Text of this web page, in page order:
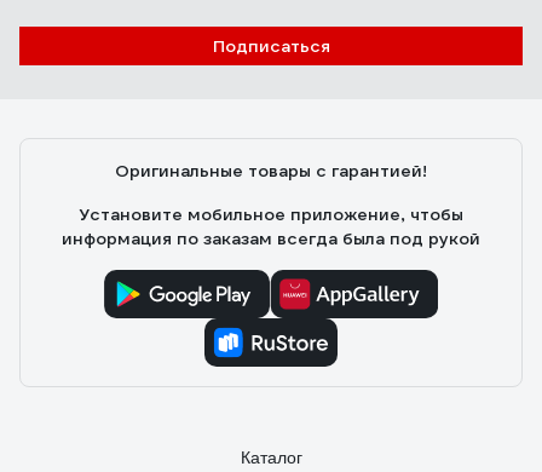
Подписаться
Оригинальные товары с гарантией!
Установите мобильное приложение, чтобы
информация по заказам всегда была под рукой
Каталог